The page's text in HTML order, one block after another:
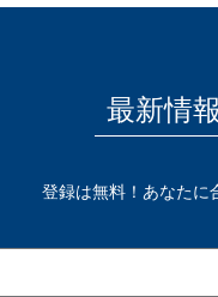
最新情
登録は無料！あなたに